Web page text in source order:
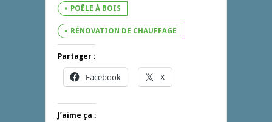
POÊLE À BOIS
RÉNOVATION DE CHAUFFAGE
Partager :
Facebook X
J’aime ça :